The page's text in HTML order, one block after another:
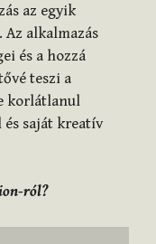
az egyik
Az alkalmazás
és a hozzá
teszi a
korlátlanul
és saját kreatív
ról?